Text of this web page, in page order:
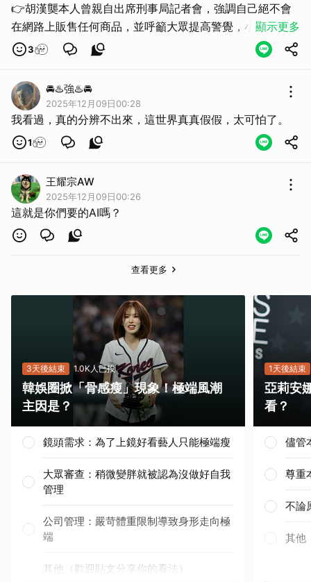
👉胡漢龑本人曾親自出席刑事局記者會，強調自己絕不會
在網路上販售任何商品，並呼籲大眾提高警覺，小心查證，
連他自己都差點上當。 👈👀🤔🙄
顯示更多
3
🚘♨️強♨️🚘
2025年12月09日00:28
我看過，真的分辨不出來，這世界真真假假，太可怕了。
1
王耀宗AW
2025年12月09日00:26
這就是你們要的AI嗎？
查看更多
3天後結束 1.0K人已投
韓娛圈掀「骨感瘦」現象！極端風潮
主因是？
鏡頭需求：為了上鏡好看藝人只能極端瘦
大眾審查：稍微變胖就被認為沒做好自我
管理
公司管理：嚴苛體重限制導致身形走向極
端
其他（歡迎貼文分享你的看法）
1天後結束
亞莉安
看？
儘管
尊重
不論
其他